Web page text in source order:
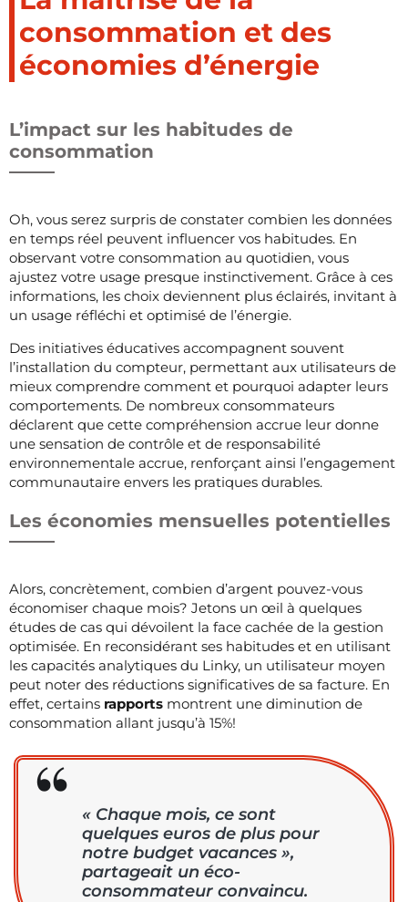
consommation et des
économies d’énergie
L’impact sur les habitudes de
consommation
Oh, vous serez surpris de constater combien les données
en temps réel peuvent influencer vos habitudes. En
observant votre consommation au quotidien, vous
ajustez votre usage presque instinctivement. Grâce à ces
informations, les choix deviennent plus éclairés, invitant à
un usage réfléchi et optimisé de l’énergie.
Des initiatives éducatives accompagnent souvent
l’installation du compteur, permettant aux utilisateurs de
mieux comprendre comment et pourquoi adapter leurs
comportements. De nombreux consommateurs
déclarent que cette compréhension accrue leur donne
une sensation de contrôle et de responsabilité
environnementale accrue, renforçant ainsi l’engagement
communautaire envers les pratiques durables.
Les économies mensuelles potentielles
Alors, concrètement, combien d’argent pouvez-vous
économiser chaque mois? Jetons un œil à quelques
études de cas qui dévoilent la face cachée de la gestion
optimisée. En reconsidérant ses habitudes et en utilisant
les capacités analytiques du Linky, un utilisateur moyen
peut noter des réductions significatives de sa facture. En
effet, certains rapports montrent une diminution de
consommation allant jusqu’à 15%!
« Chaque mois, ce sont
quelques euros de plus pour
notre budget vacances »,
partageait un éco-
consommateur convaincu.